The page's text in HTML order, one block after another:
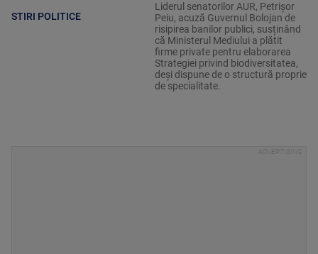
STIRI POLITICE
Liderul senatorilor AUR, Petrișor
Peiu, acuză Guvernul Bolojan de
risipirea banilor publici, susținând
că Ministerul Mediului a plătit
firme private pentru elaborarea
Strategiei privind biodiversitatea,
deși dispune de o structură proprie
de specialitate.